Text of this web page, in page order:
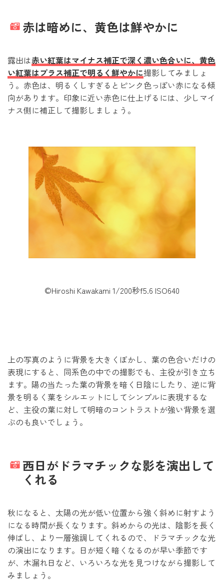
赤は暗めに、黄色は鮮やかに
露出は赤い紅葉はマイナス補正で深く濃い色合いに、黄色
い紅葉はプラス補正で明るく鮮やかに撮影してみましょ
う。赤色は、明るくしすぎるとピンク色っぽい赤になる傾
向があります。印象に近い赤色に仕上げるには、少しマイ
ナス側に補正して撮影しましょう。
©Hiroshi Kawakami 1/200秒f5.6 ISO640
上の写真のように背景を大きくぼかし、葉の色合いだけの
表現にすると、同系色の中での撮影でも、主役が引き立ち
ます。陽の当たった葉の背景を暗く日陰にしたり、逆に背
景を明るく葉をシルエットにしてシンプルに表現するな
ど、主役の葉に対して明暗のコントラストが強い背景を選
ぶのも良いでしょう。
西日がドラマチックな影を演出して
くれる
秋になると、太陽の光が低い位置から強く斜めに射すよう
になる時間が長くなります。斜めからの光は、陰影を長く
伸ばし、より一層強調してくれるので、ドラマチックな光
の演出になります。日が短く暗くなるのが早い季節です
が、木漏れ日など、いろいろな光を見つけながら撮影して
みましょう。